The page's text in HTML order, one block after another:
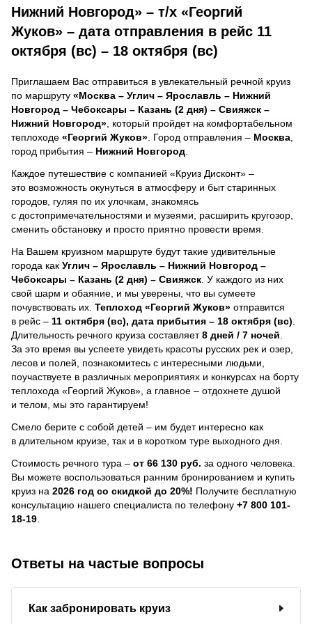
Нижний Новгород» – т/х «Георгий
Жуков» – дата отправления в рейс 11
октября (вс) – 18 октября (вс)
Приглашаем Вас отправиться в увлекательный речной круиз
по маршруту «Москва – Углич – Ярославль – Нижний
Новгород – Чебоксары – Казань (2 дня) – Свияжск –
Нижний Новгород» , который пройдет на комфортабельном
теплоходе «Георгий Жуков» . Город отправления – Москва
город прибытия – Нижний Новгород
Каждое путешествие с компанией «Круиз Дисконт» –
это возможность окунуться в атмосферу и быт старинных
городов, гуляя по их улочкам, знакомясь
с достопримечательностями и музеями, расширить кругозор,
сменить обстановку и просто приятно провести время.
На Вашем круизном маршруте будут такие удивительные
города как Углич – Ярославль – Нижний Новгород –
Чебоксары – Казань (2 дня) – Свияжск . У каждого из них
свой шарм и обаяние, и мы уверены, что вы сумеете
почувствовать их. Теплоход «Георгий Жуков» отправится
в рейс – 11 октября (вс), дата прибытия – 18 октября (вс)
Длительность речного круиза составляет8 дней / 7 ночей
За это время вы успеете увидеть красоты русских рек и озер,
лесов и полей, познакомитесь с интересными людьми,
поучаствуете в различных мероприятиях и конкурсах на борту
теплохода «Георгий Жуков», а главное – отдохнете душой
и телом, мы это гарантируем!
Смело берите с собой детей – им будет интересно как
в длительном круизе, так и в коротком туре выходного дня.
Стоимость речного тура – от 66 130 руб. за одного человека.
Вы можете воспользоваться ранним бронированием и купить
круиз на 2026 год со скидкой до 20%! Получите бесплатную
консультацию нашего специалиста по телефону +7 800 101-
18-19
Ответы на частые вопросы
Как забронировать круиз